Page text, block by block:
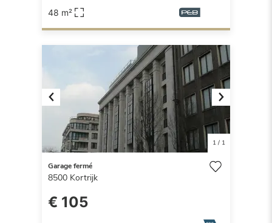
48 m²
Previous Next
1/ 1
Garage fermé
8500 Kortrijk
€ 105